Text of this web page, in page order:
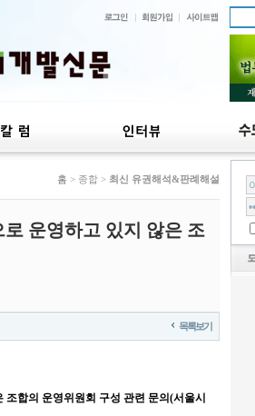
홈 > 종합 > 최신 유권해석&판례해설
운영하고 있지 않은 조
목록보기
합의 운영위원회 구성 관련 문의 (서울시